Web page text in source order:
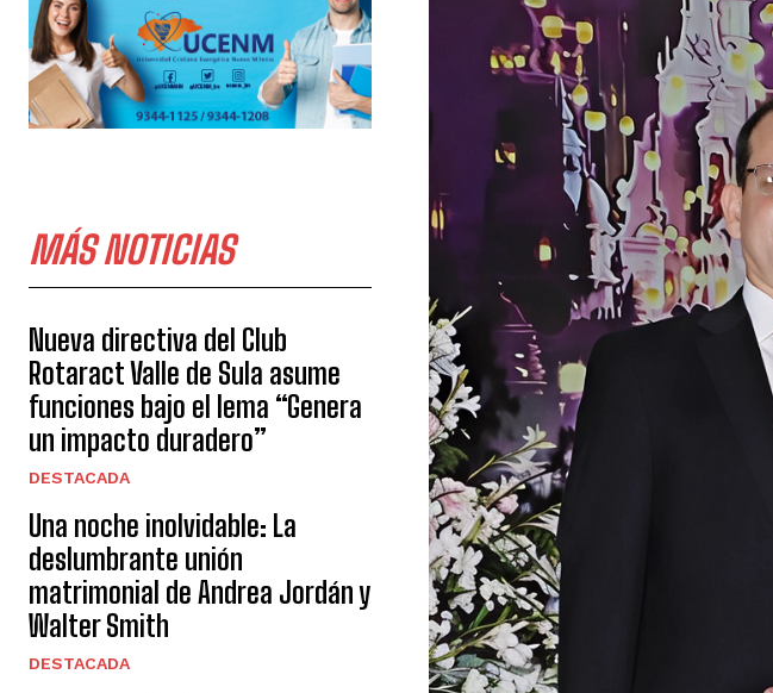
MÁS NOTICIAS
Nueva directiva del Club
Rotaract Valle de Sula asume
funciones bajo el lema “Genera
un impacto duradero”
DESTACADA
Una noche inolvidable: La
deslumbrante unión
matrimonial de Andrea Jordán y
Walter Smith
DESTACADA